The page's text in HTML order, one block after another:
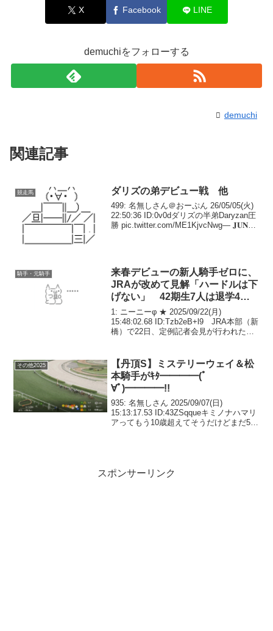
X Facebook LINE
demuchiをフォローする
demuchi
関連記事
競走馬 ダリズの弟デビュー戦 他
499: 名無しさん＠おーぷん 26/05/05(火)
22:50:36 ID:0v0dダリズの半弟Daryzan圧
勝 pic.twitter.com/ME1KjvcNwg— 𝐉𝐔𝐍
騎手・元騎手
来春デビューの新人騎手ゼロに、
JRAが改めて見解「ハードルは下
げない」 42期生7人は退学4
人、留年3人
1: ニーニーφ ★ 2025/09/22(月)
15:48:02.68 ID:Tzb2eB+l9 JRA本部（新
橋）で22日、定例記者会見が行われた。
ューの新人騎...
その他2025
【丹頂S】ミステリーウェイ＆松
本騎手がｷﾀ━━━━(ﾟ
∀ﾟ)━━━━!!
935: 名無しさん 2025/09/07(日)
15:13:17.53 ID:43ZSqqueキミノナハマリ
アってもう10歳超えてそうだけどまだ5歳
スポンサーリンク